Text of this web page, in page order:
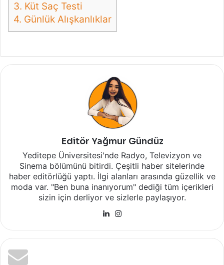
3. Küt Saç Testi
4. Günlük Alışkanlıklar
Editör Yağmur Gündüz
Yeditepe Üniversitesi'nde Radyo, Televizyon ve
Sinema bölümünü bitirdi. Çeşitli haber sitelerinde
haber editörlüğü yaptı. İlgi alanları arasında güzellik ve
moda var. "Ben buna inanıyorum" dediği tüm içerikleri
sizin için derliyor ve sizlerle paylaşıyor.
LinkedIn